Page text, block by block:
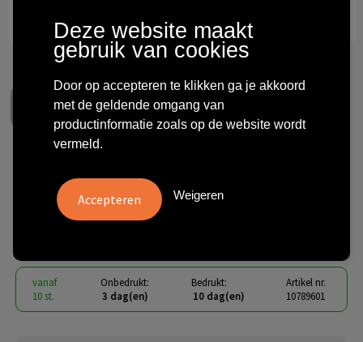
Unix balpen van gerecycled
plastic (blauwe inkt)
vanaf
10 st.
Onbedrukt:
3 dag(en)
Bedrukt:
10 dag(en)
Artikel nr.
10789601
Deze website maakt
gebruik van cookies
Door op accepteren te klikken ga je akkoord
met de geldende omgang van
productinformatie zoals op de website wordt
vermeld.
Weigeren